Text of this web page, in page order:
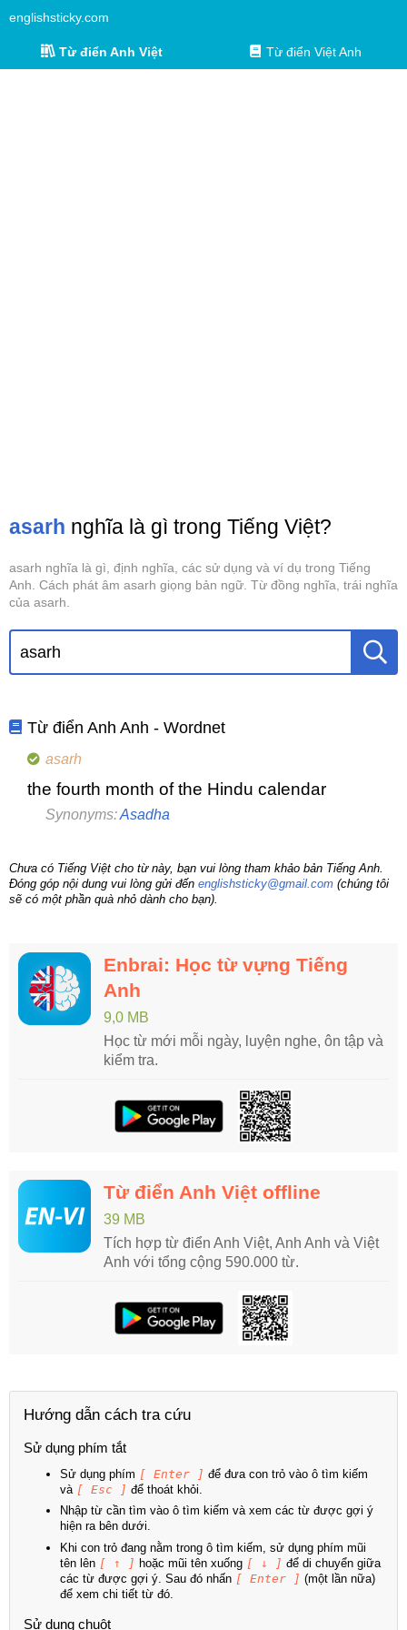
englishsticky.com
Từ điển Anh Việt Từ điển Việt Anh
asarh nghĩa là gì trong Tiếng Việt?
asarh nghĩa là gì, định nghĩa, các sử dụng và ví dụ trong Tiếng
Anh. Cách phát âm asarh giọng bản ngữ. Từ đồng nghĩa, trái nghĩa
của asarh.
Từ điển Anh Anh - Wordnet
asarh
the fourth month of the Hindu calendar
Synonyms:Asadha
Chưa có Tiếng Việt cho từ này, bạn vui lòng tham khảo bản Tiếng Anh.
Đóng góp nội dung vui lòng gửi đến englishsticky@gmail.com (chúng tôi
sẽ có một phần quà nhỏ dành cho bạn).
Enbrai: Học từ vựng Tiếng
Anh
9,0 MB
Học từ mới mỗi ngày, luyện nghe, ôn tập và
kiểm tra.
Từ điển Anh Việt offline
39 MB
Tích hợp từ điển Anh Việt, Anh Anh và Việt
Anh với tổng cộng 590.000 từ.
Hướng dẫn cách tra cứu
Sử dụng phím tắt
Sử dụng phím [ Enter ] để đưa con trỏ vào ô tìm kiếm
và [ Esc ] để thoát khỏi.
Nhập từ cần tìm vào ô tìm kiếm và xem các từ được gợi ý
hiện ra bên dưới.
Khi con trỏ đang nằm trong ô tìm kiếm, sử dụng phím mũi
tên lên [ ↑ ] hoặc mũi tên xuống [ ↓ ] để di chuyển giữa
các từ được gợi ý. Sau đó nhấn [ Enter ] (một lần nữa)
để xem chi tiết từ đó.
Sử dụng chuột